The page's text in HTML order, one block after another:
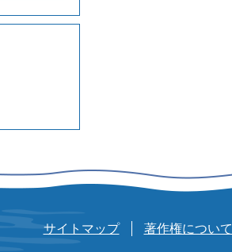
サイトマップ 著作権について